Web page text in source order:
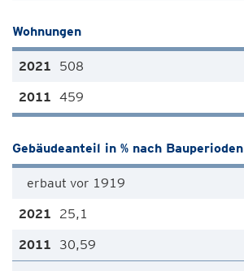
Wohnungen
508
459
Gebäudeanteil in % nach Bauperioden
erbaut vor 1919
25,1
30,59